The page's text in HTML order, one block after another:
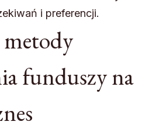
i preferencji.
metody
funduszy na